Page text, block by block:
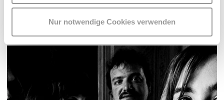
Nur notwendige Cookies verwenden
MEHR LESEN